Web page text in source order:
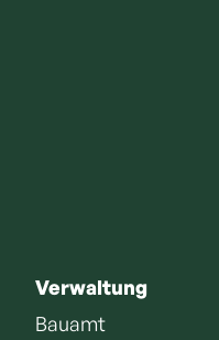
Verwaltung
Bauamt